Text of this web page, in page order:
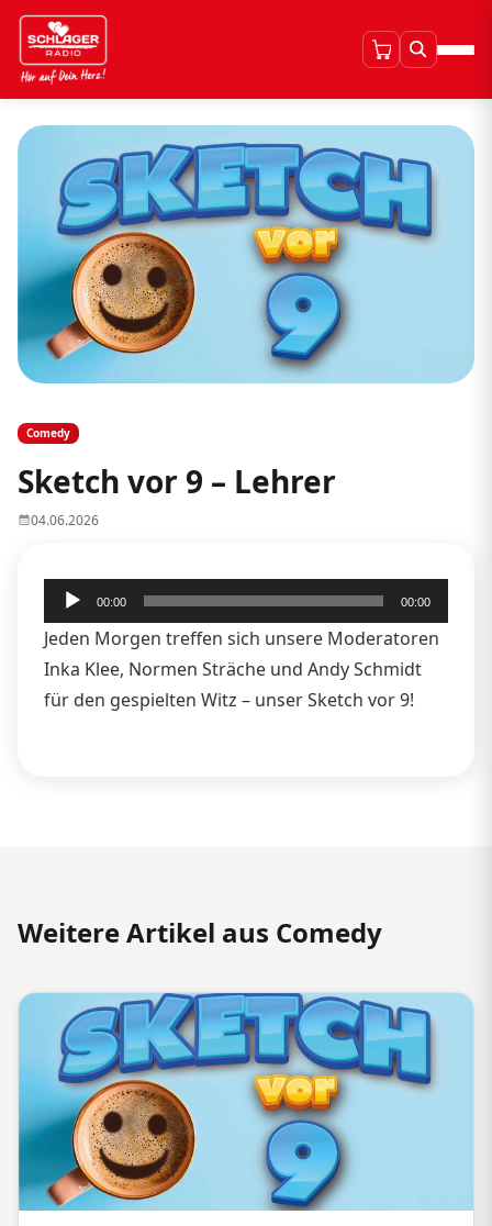
Comedy
Sketch vor 9 – Lehrer
04.06.2026
Audio-
Player
00:00 00:00
Jeden Morgen treffen sich unsere Moderatoren
Inka Klee, Normen Sträche und Andy Schmidt
für den gespielten Witz – unser Sketch vor 9!
Weitere Artikel aus Comedy